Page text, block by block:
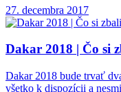
27. decembra 2017
Dakar 2018 | Čo si
Dakar 2018 bude trvať
všetko k dispozícii a